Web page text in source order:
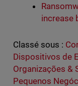
increase
Classé sous :
Dispositivos de
Organizações &
Pequenos